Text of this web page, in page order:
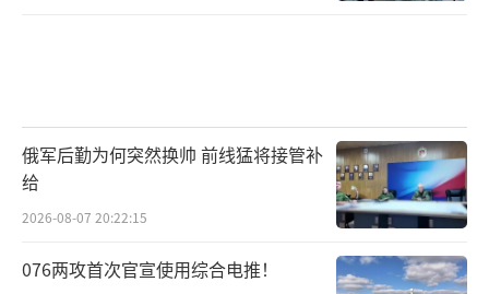
俄军后勤为何突然换帅 前线猛将接管补
给
2026-08-07 20:22:15
076两攻首次官宣使用综合电推！